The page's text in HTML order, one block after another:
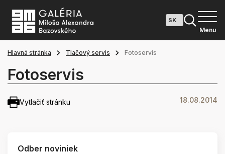
Menu
Hlavná stránka Tlačový servis Fotoservis
Fotoservis
Vytlačiť stránku 18.08.2014
Odber noviniek